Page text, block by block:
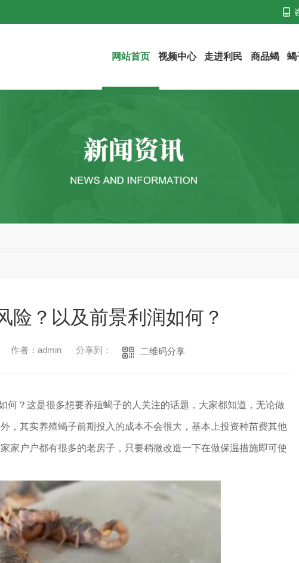
网站首页 视频中心 走进利民 商品蝎 蝎
险？以及前景利润如何？
作者：admin 分享到： 二维码分享
？这是很多想要养殖蝎子的人关注的话题，大家都知道，无论做
，其实养殖蝎子前期投入的成本不会很大，基本上投资种苗费其他
家户户都有很多的老房子，只要稍微改造一下在做保温措施即可使